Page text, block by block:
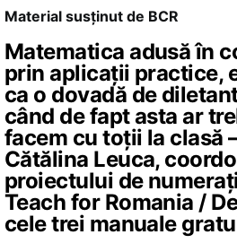
Material susținut de BCR
Matematica adusă în
prin aplicații practice,
ca o dovadă de
când de fapt asta ar
facem cu toții la clasă
Cătălina Leuca,
proiectului de
Teach for Romania /
cele trei manuale